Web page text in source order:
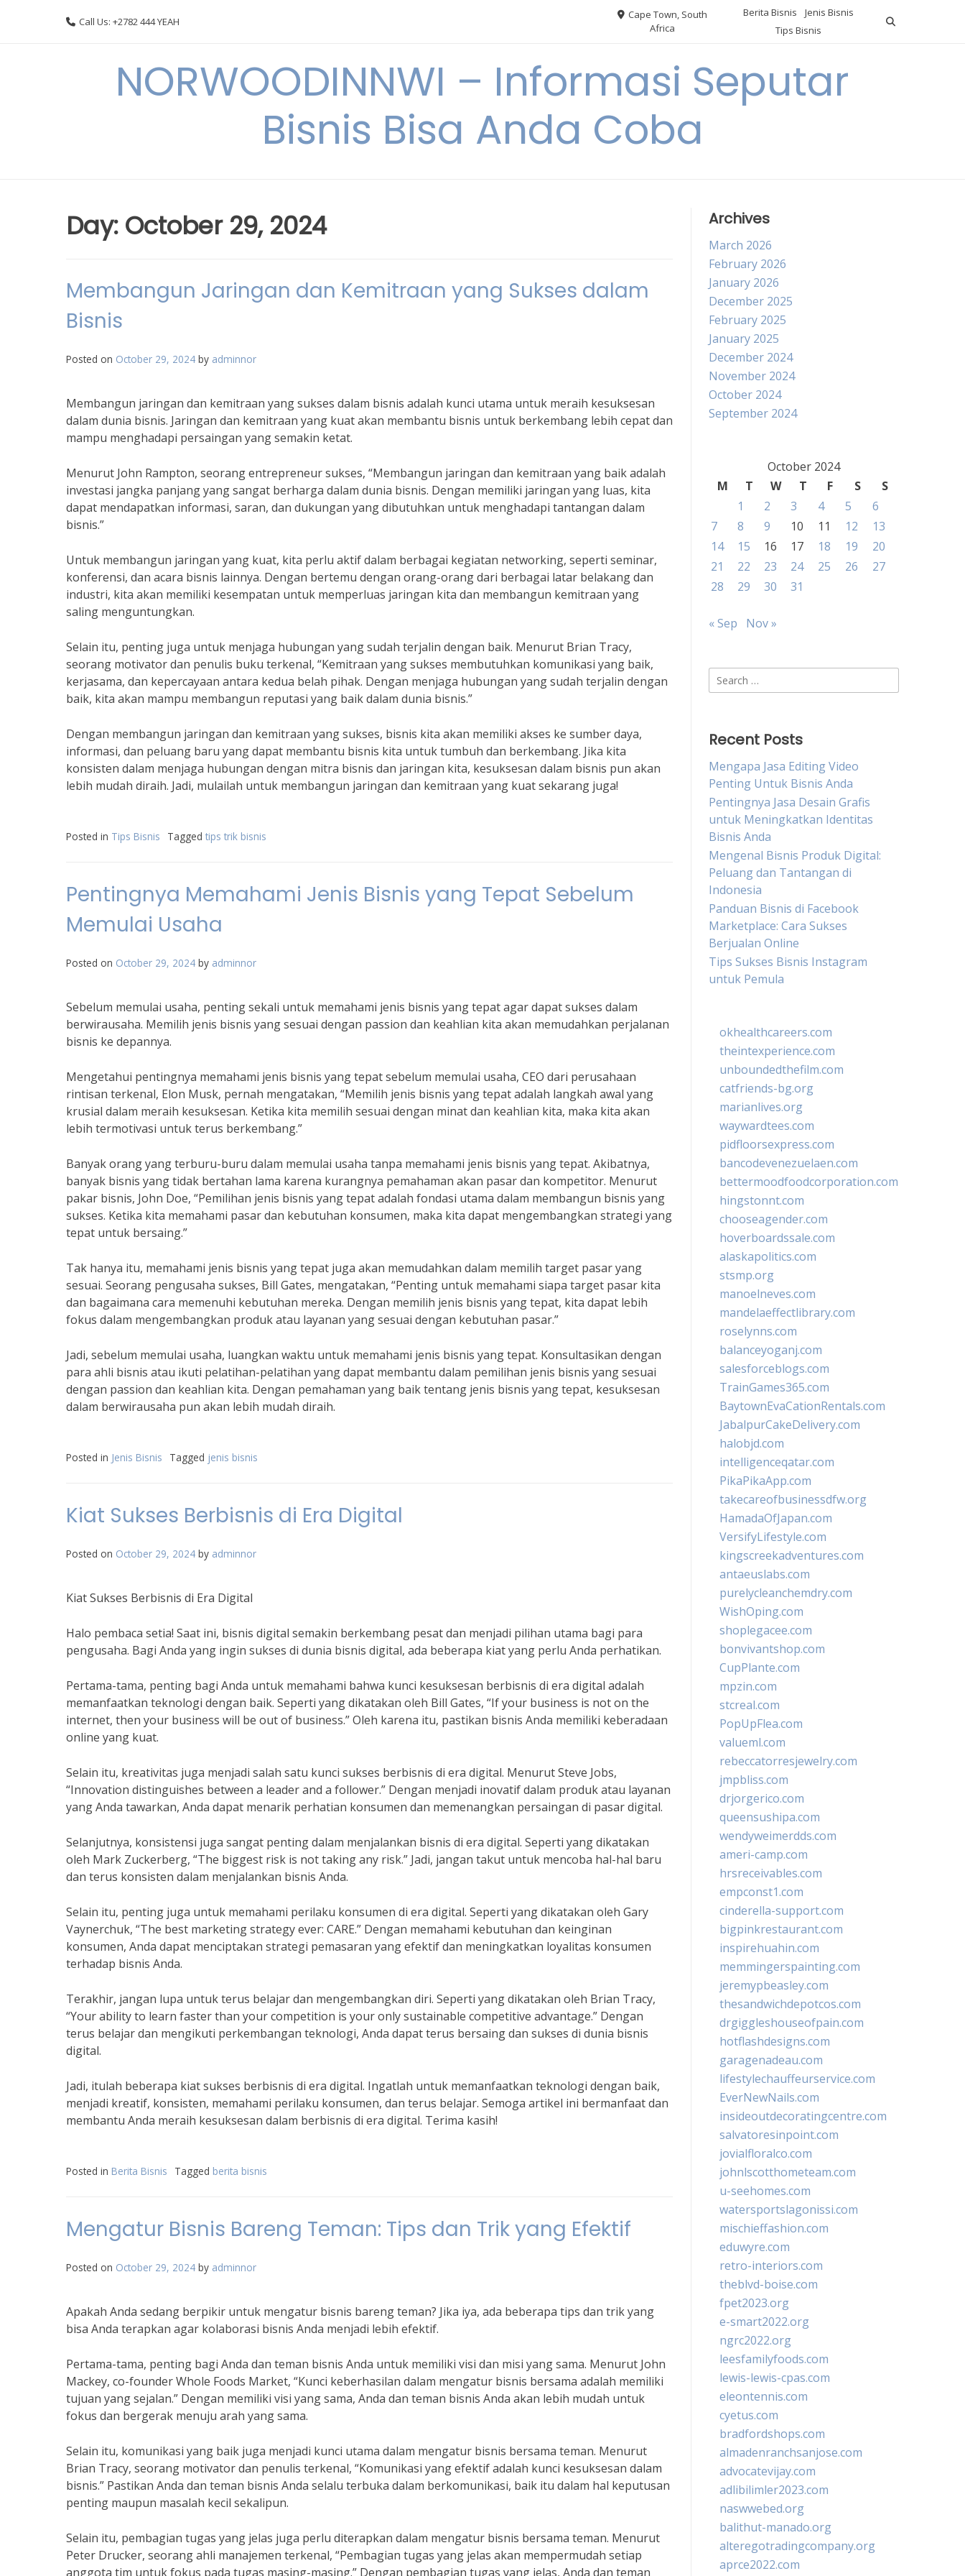
Call Us: +2782 444 YEAH
Cape Town, South
Africa
Berita Bisnis
Jenis Bisnis
Tips Bisnis
NORWOODINNWI – Informasi Seputar
Bisnis Bisa Anda Coba
Day: October 29, 2024
Membangun Jaringan dan Kemitraan yang Sukses dalam
Bisnis
Posted on October 29, 2024 by adminnor
Membangun jaringan dan kemitraan yang sukses dalam bisnis adalah kunci utama untuk meraih kesuksesan
dalam dunia bisnis. Jaringan dan kemitraan yang kuat akan membantu bisnis untuk berkembang lebih cepat dan
mampu menghadapi persaingan yang semakin ketat.
Menurut John Rampton, seorang entrepreneur sukses, “Membangun jaringan dan kemitraan yang baik adalah
investasi jangka panjang yang sangat berharga dalam dunia bisnis. Dengan memiliki jaringan yang luas, kita
dapat mendapatkan informasi, saran, dan dukungan yang dibutuhkan untuk menghadapi tantangan dalam
bisnis.”
Untuk membangun jaringan yang kuat, kita perlu aktif dalam berbagai kegiatan networking, seperti seminar,
konferensi, dan acara bisnis lainnya. Dengan bertemu dengan orang-orang dari berbagai latar belakang dan
industri, kita akan memiliki kesempatan untuk memperluas jaringan kita dan membangun kemitraan yang
saling menguntungkan.
Selain itu, penting juga untuk menjaga hubungan yang sudah terjalin dengan baik. Menurut Brian Tracy,
seorang motivator dan penulis buku terkenal, “Kemitraan yang sukses membutuhkan komunikasi yang baik,
kerjasama, dan kepercayaan antara kedua belah pihak. Dengan menjaga hubungan yang sudah terjalin dengan
baik, kita akan mampu membangun reputasi yang baik dalam dunia bisnis.”
Dengan membangun jaringan dan kemitraan yang sukses, bisnis kita akan memiliki akses ke sumber daya,
informasi, dan peluang baru yang dapat membantu bisnis kita untuk tumbuh dan berkembang. Jika kita
konsisten dalam menjaga hubungan dengan mitra bisnis dan jaringan kita, kesuksesan dalam bisnis pun akan
lebih mudah diraih. Jadi, mulailah untuk membangun jaringan dan kemitraan yang kuat sekarang juga!
Posted in Tips Bisnis Tagged tips trik bisnis
Pentingnya Memahami Jenis Bisnis yang Tepat Sebelum
Memulai Usaha
Posted on October 29, 2024 by adminnor
Sebelum memulai usaha, penting sekali untuk memahami jenis bisnis yang tepat agar dapat sukses dalam
berwirausaha. Memilih jenis bisnis yang sesuai dengan passion dan keahlian kita akan memudahkan perjalanan
bisnis ke depannya.
Mengetahui pentingnya memahami jenis bisnis yang tepat sebelum memulai usaha, CEO dari perusahaan
rintisan terkenal, Elon Musk, pernah mengatakan, “Memilih jenis bisnis yang tepat adalah langkah awal yang
krusial dalam meraih kesuksesan. Ketika kita memilih sesuai dengan minat dan keahlian kita, maka kita akan
lebih termotivasi untuk terus berkembang.”
Banyak orang yang terburu-buru dalam memulai usaha tanpa memahami jenis bisnis yang tepat. Akibatnya,
banyak bisnis yang tidak bertahan lama karena kurangnya pemahaman akan pasar dan kompetitor. Menurut
pakar bisnis, John Doe, “Pemilihan jenis bisnis yang tepat adalah fondasi utama dalam membangun bisnis yang
sukses. Ketika kita memahami pasar dan kebutuhan konsumen, maka kita dapat mengembangkan strategi yang
tepat untuk bersaing.”
Tak hanya itu, memahami jenis bisnis yang tepat juga akan memudahkan dalam memilih target pasar yang
sesuai. Seorang pengusaha sukses, Bill Gates, mengatakan, “Penting untuk memahami siapa target pasar kita
dan bagaimana cara memenuhi kebutuhan mereka. Dengan memilih jenis bisnis yang tepat, kita dapat lebih
fokus dalam mengembangkan produk atau layanan yang sesuai dengan kebutuhan pasar.”
Jadi, sebelum memulai usaha, luangkan waktu untuk memahami jenis bisnis yang tepat. Konsultasikan dengan
para ahli bisnis atau ikuti pelatihan-pelatihan yang dapat membantu dalam pemilihan jenis bisnis yang sesuai
dengan passion dan keahlian kita. Dengan pemahaman yang baik tentang jenis bisnis yang tepat, kesuksesan
dalam berwirausaha pun akan lebih mudah diraih.
Posted in Jenis Bisnis Tagged jenis bisnis
Kiat Sukses Berbisnis di Era Digital
Posted on October 29, 2024 by adminnor
Kiat Sukses Berbisnis di Era Digital
Halo pembaca setia! Saat ini, bisnis digital semakin berkembang pesat dan menjadi pilihan utama bagi para
pengusaha. Bagi Anda yang ingin sukses di dunia bisnis digital, ada beberapa kiat yang perlu Anda perhatikan.
Pertama-tama, penting bagi Anda untuk memahami bahwa kunci kesuksesan berbisnis di era digital adalah
memanfaatkan teknologi dengan baik. Seperti yang dikatakan oleh Bill Gates, “If your business is not on the
internet, then your business will be out of business.” Oleh karena itu, pastikan bisnis Anda memiliki keberadaan
online yang kuat.
Selain itu, kreativitas juga menjadi salah satu kunci sukses berbisnis di era digital. Menurut Steve Jobs,
“Innovation distinguishes between a leader and a follower.” Dengan menjadi inovatif dalam produk atau layanan
yang Anda tawarkan, Anda dapat menarik perhatian konsumen dan memenangkan persaingan di pasar digital.
Selanjutnya, konsistensi juga sangat penting dalam menjalankan bisnis di era digital. Seperti yang dikatakan
oleh Mark Zuckerberg, “The biggest risk is not taking any risk.” Jadi, jangan takut untuk mencoba hal-hal baru
dan terus konsisten dalam menjalankan bisnis Anda.
Selain itu, penting juga untuk memahami perilaku konsumen di era digital. Seperti yang dikatakan oleh Gary
Vaynerchuk, “The best marketing strategy ever: CARE.” Dengan memahami kebutuhan dan keinginan
konsumen, Anda dapat menciptakan strategi pemasaran yang efektif dan meningkatkan loyalitas konsumen
terhadap bisnis Anda.
Terakhir, jangan lupa untuk terus belajar dan mengembangkan diri. Seperti yang dikatakan oleh Brian Tracy,
“Your ability to learn faster than your competition is your only sustainable competitive advantage.” Dengan
terus belajar dan mengikuti perkembangan teknologi, Anda dapat terus bersaing dan sukses di dunia bisnis
digital.
Jadi, itulah beberapa kiat sukses berbisnis di era digital. Ingatlah untuk memanfaatkan teknologi dengan baik,
menjadi kreatif, konsisten, memahami perilaku konsumen, dan terus belajar. Semoga artikel ini bermanfaat dan
membantu Anda meraih kesuksesan dalam berbisnis di era digital. Terima kasih!
Posted in Berita Bisnis Tagged berita bisnis
Mengatur Bisnis Bareng Teman: Tips dan Trik yang Efektif
Posted on October 29, 2024 by adminnor
Apakah Anda sedang berpikir untuk mengatur bisnis bareng teman? Jika iya, ada beberapa tips dan trik yang
bisa Anda terapkan agar kolaborasi bisnis Anda menjadi lebih efektif.
Pertama-tama, penting bagi Anda dan teman bisnis Anda untuk memiliki visi dan misi yang sama. Menurut John
Mackey, co-founder Whole Foods Market, “Kunci keberhasilan dalam mengatur bisnis bersama adalah memiliki
tujuan yang sejalan.” Dengan memiliki visi yang sama, Anda dan teman bisnis Anda akan lebih mudah untuk
fokus dan bergerak menuju arah yang sama.
Selain itu, komunikasi yang baik juga menjadi kunci utama dalam mengatur bisnis bersama teman. Menurut
Brian Tracy, seorang motivator dan penulis terkenal, “Komunikasi yang efektif adalah kunci kesuksesan dalam
bisnis.” Pastikan Anda dan teman bisnis Anda selalu terbuka dalam berkomunikasi, baik itu dalam hal keputusan
penting maupun masalah kecil sekalipun.
Selain itu, pembagian tugas yang jelas juga perlu diterapkan dalam mengatur bisnis bersama teman. Menurut
Peter Drucker, seorang ahli manajemen terkenal, “Pembagian tugas yang jelas akan mempermudah setiap
anggota tim untuk fokus pada tugas masing-masing.” Dengan pembagian tugas yang jelas, Anda dan teman
Archives
March 2026
February 2026
January 2026
December 2025
February 2025
January 2025
December 2024
November 2024
October 2024
September 2024
October 2024
M
T W T F S
S
1
2 3 4 5
6
7
8 9 10 11 12
13
14
15 16 17 18 19
20
21
22 23 24 25 26
27
28
29 30 31
« Sep Nov »
Search
for:
Recent Posts
Mengapa Jasa Editing Video
Penting Untuk Bisnis Anda
Pentingnya Jasa Desain Grafis
untuk Meningkatkan Identitas
Bisnis Anda
Mengenal Bisnis Produk Digital:
Peluang dan Tantangan di
Indonesia
Panduan Bisnis di Facebook
Marketplace: Cara Sukses
Berjualan Online
Tips Sukses Bisnis Instagram
untuk Pemula
okhealthcareers.com
theintexperience.com
unboundedthefilm.com
catfriends-bg.org
marianlives.org
waywardtees.com
pidfloorsexpress.com
bancodevenezuelaen.com
bettermoodfoodcorporation.com
hingstonnt.com
chooseagender.com
hoverboardssale.com
alaskapolitics.com
stsmp.org
manoelneves.com
mandelaeffectlibrary.com
roselynns.com
balanceyoganj.com
salesforceblogs.com
TrainGames365.com
BaytownEvaCationRentals.com
JabalpurCakeDelivery.com
halobjd.com
intelligenceqatar.com
PikaPikaApp.com
takecareofbusinessdfw.org
HamadaOfJapan.com
VersifyLifestyle.com
kingscreekadventures.com
antaeuslabs.com
purelycleanchemdry.com
WishOping.com
shoplegacee.com
bonvivantshop.com
CupPlante.com
mpzin.com
stcreal.com
PopUpFlea.com
valueml.com
rebeccatorresjewelry.com
jmpbliss.com
drjorgerico.com
queensushipa.com
wendyweimerdds.com
ameri-camp.com
hrsreceivables.com
empconst1.com
cinderella-support.com
bigpinkrestaurant.com
inspirehuahin.com
memmingerspainting.com
jeremypbeasley.com
thesandwichdepotcos.com
drgiggleshouseofpain.com
hotflashdesigns.com
garagenadeau.com
lifestylechauffeurservice.com
EverNewNails.com
insideoutdecoratingcentre.com
salvatoresinpoint.com
jovialfloralco.com
johnlscotthometeam.com
u-seehomes.com
watersportslagonissi.com
mischieffashion.com
eduwyre.com
retro-interiors.com
theblvd-boise.com
fpet2023.org
e-smart2022.org
ngrc2022.org
leesfamilyfoods.com
lewis-lewis-cpas.com
eleontennis.com
cyetus.com
bradfordshops.com
almadenranchsanjose.com
advocatevijay.com
adlibilimler2023.com
naswwebed.org
balithut-manado.org
alteregotradingcompany.org
aprce2022.com